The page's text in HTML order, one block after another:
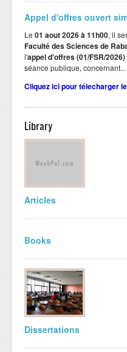
Appel d'offres ouvert
Le 01 aout 2026 à 11h00, il
Faculté des Sciences de
l'appel d'offres (01/FSR/
séance publique, concernant...
Cliquez ici pour télecharger
Library
Articles
Books
Dissertations